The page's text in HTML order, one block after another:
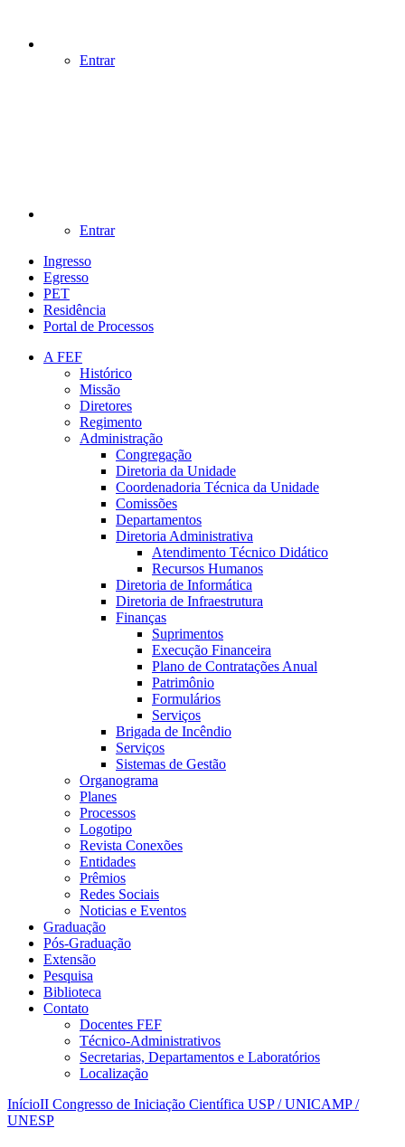
Entrar
Entrar
Ingresso
Egresso
PET
Residência
Portal de Processos
A FEF
Histórico
Missão
Diretores
Regimento
Administração
Congregação
Diretoria da Unidade
Coordenadoria Técnica da Unidade
Comissões
Departamentos
Diretoria Administrativa
Atendimento Técnico Didático
Recursos Humanos
Diretoria de Informática
Diretoria de Infraestrutura
Finanças
Suprimentos
Execução Financeira
Plano de Contratações Anual
Patrimônio
Formulários
Serviços
Brigada de Incêndio
Serviços
Sistemas de Gestão
Organograma
Planes
Processos
Logotipo
Revista Conexões
Entidades
Prêmios
Redes Sociais
Noticias e Eventos
Graduação
Pós-Graduação
Extensão
Pesquisa
Biblioteca
Contato
Docentes FEF
Técnico-Administrativos
Secretarias, Departamentos e Laboratórios
Localização
InícioII Congresso de Iniciação Científica USP / UNICAMP /
UNESP